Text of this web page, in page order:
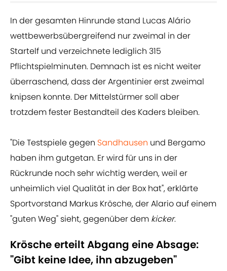
In der gesamten Hinrunde stand Lucas Alário
wettbewerbsübergreifend nur zweimal in der
Startelf und verzeichnete lediglich 315
Pflichtspielminuten. Demnach ist es nicht weiter
überraschend, dass der Argentinier erst zweimal
knipsen konnte. Der Mittelstürmer soll aber
trotzdem fester Bestandteil des Kaders bleiben.
"Die Testspiele gegen Sandhausen und Bergamo
haben ihm gutgetan. Er wird für uns in der
Rückrunde noch sehr wichtig werden, weil er
unheimlich viel Qualität in der Box hat", erklärte
Sportvorstand Markus Krösche, der Alario auf einem
"guten Weg" sieht, gegenüber dem kicker.
Krösche erteilt Abgang eine Absage:
"Gibt keine Idee, ihn abzugeben"